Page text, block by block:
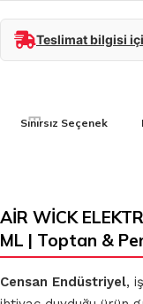
Teslimat bilgisi
Sınırsız Seçenek
AİR WİCK
ML | Toptan &
Censan Endüstriyel,